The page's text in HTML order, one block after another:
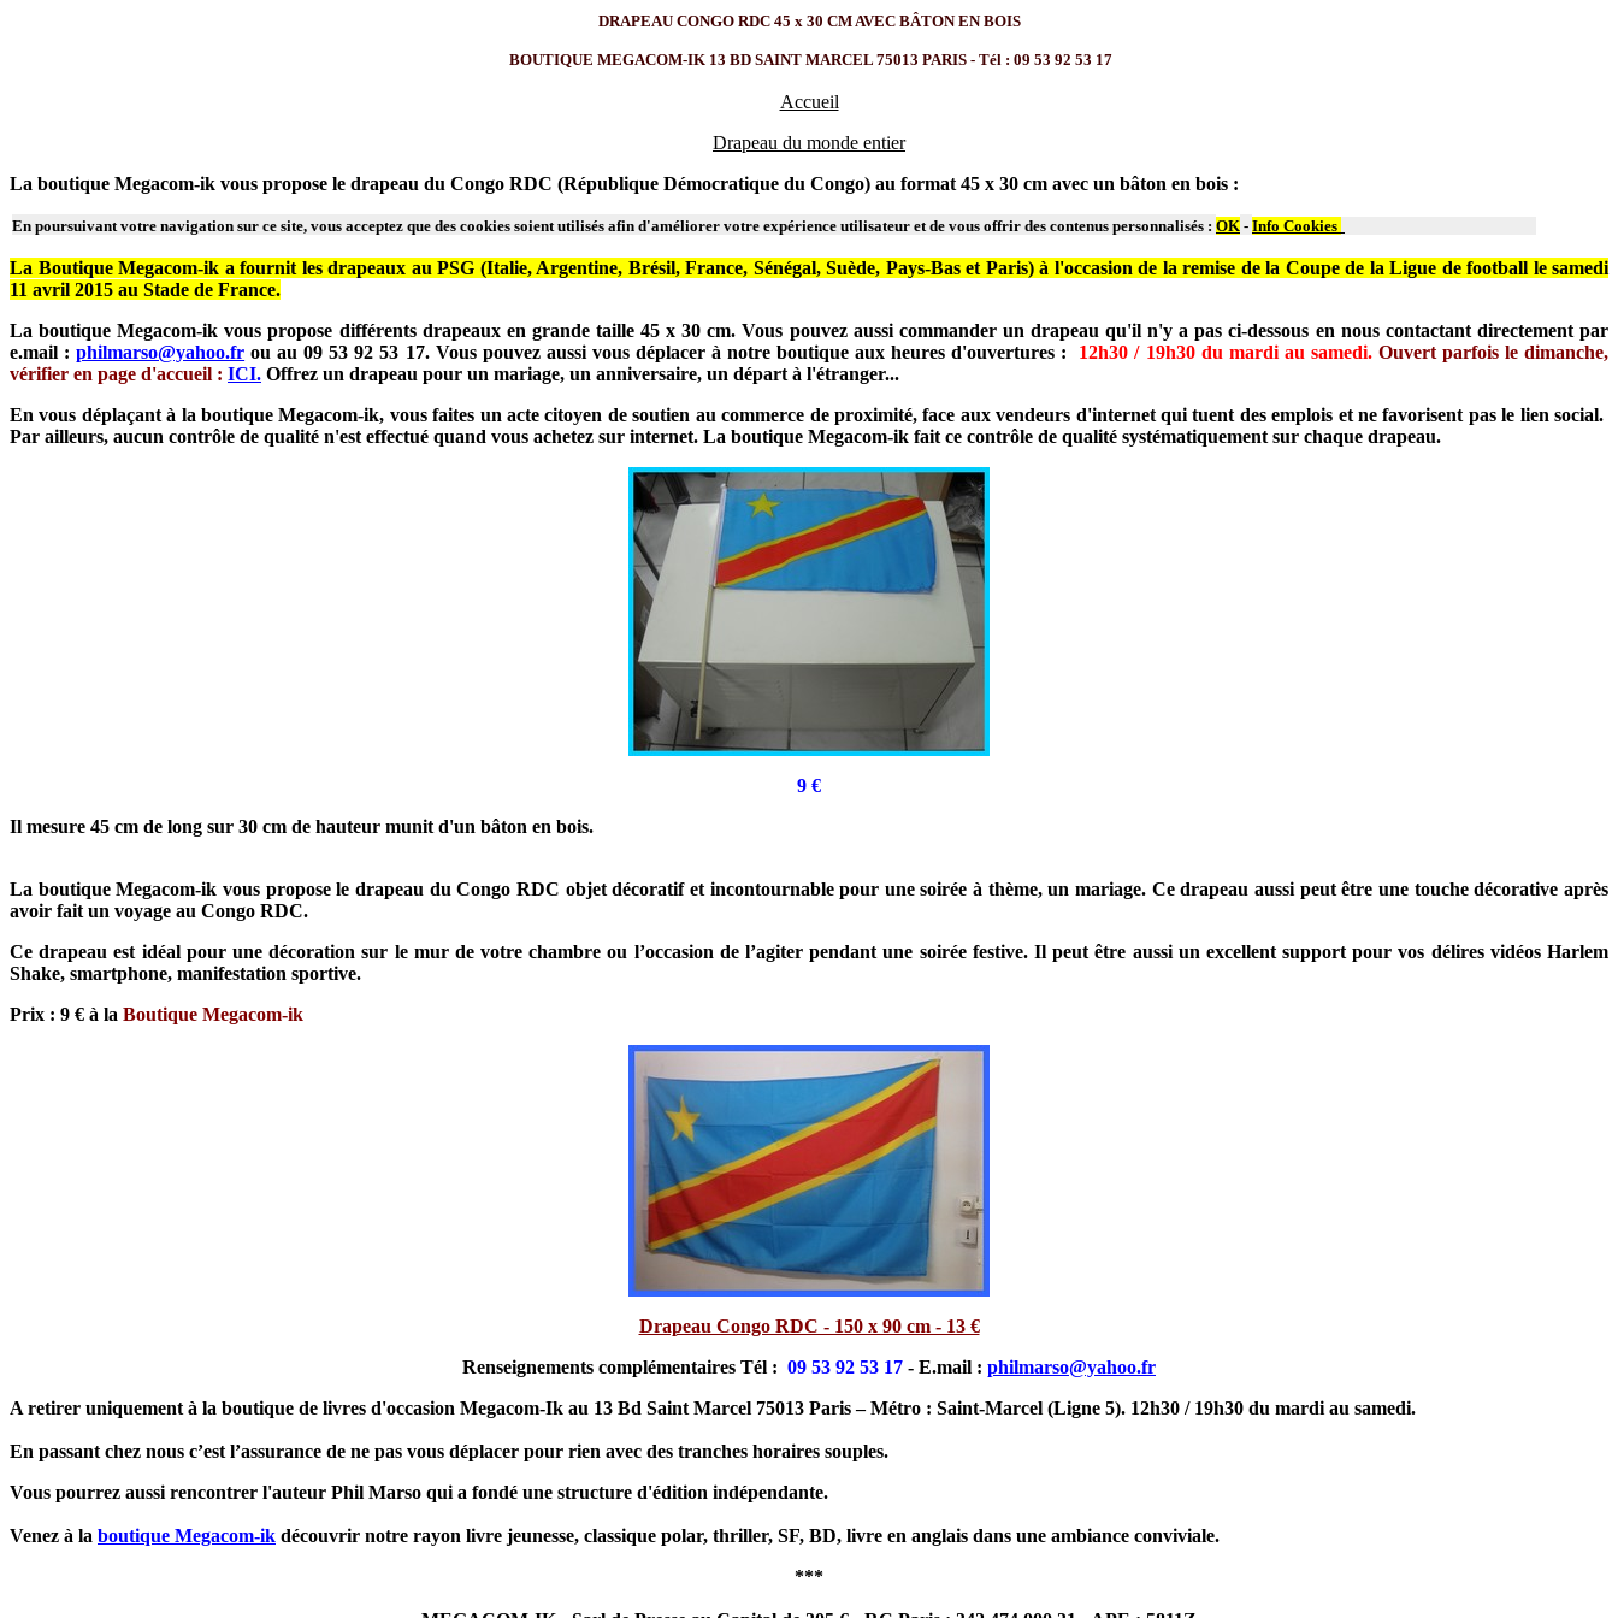
DRAPEAU CONGO RDC 45 x 30 CM AVEC BÂTON EN BOIS
BOUTIQUE MEGACOM-IK 13 BD SAINT MARCEL 75013 PARIS - Tél : 09 53 92 53 17
Accueil
Drapeau du monde entier
La boutique Megacom-ik vous propose le drapeau du Congo RDC (République Démocratique du Congo) au format 45 x 30 cm avec un bâton en bois :
En poursuivant votre navigation sur ce site, vous acceptez que des cookies soient utilisés afin d'améliorer votre expérience utilisateur et de vous offrir des contenus personnalisés : OK - Info Cookies
La Boutique Megacom-ik a fournit les drapeaux au PSG (Italie, Argentine, Brésil, France, Sénégal, Suède, Pays-Bas et Paris) à l'occasion de la remise de la Coupe de la Ligue de football le samedi
11 avril 2015 au Stade de France.
La boutique Megacom-ik vous propose différents drapeaux en grande taille 45 x 30 cm. Vous pouvez aussi commander un drapeau qu'il n'y a pas ci-dessous en nous contactant directement par
e.mail :philmarso@yahoo.fr ou au 09 53 92 53 17. Vous pouvez aussi vous déplacer à notre boutique aux heures d'ouvertures : 12h30 / 19h30 du mardi au samedi. Ouvert parfois le dimanche,
vérifier en page d'accueil : ICI. Offrez un drapeau pour un mariage, un anniversaire, un départ à l'étranger...
En vous déplaçant à la boutique Megacom-ik, vous faites un acte citoyen de soutien au commerce de proximité, face aux vendeurs d'internet qui tuent des emplois et ne favorisent pas le lien social.
Par ailleurs, aucun contrôle de qualité n'est effectué quand vous achetez sur internet. La boutique Megacom-ik fait ce contrôle de qualité systématiquement sur chaque drapeau.
9 €
Il mesure 45 cm de long sur 30 cm de hauteur munit d'un bâton en bois.
La boutique Megacom-ik vous propose le drapeau du Congo RDC objet décoratif et incontournable pour une soirée à thème, un mariage. Ce drapeau aussi peut être une touche décorative après
avoir fait un voyage au Congo RDC.
Ce drapeau est idéal pour une décoration sur le mur de votre chambre ou l’occasion de l’agiter pendant une soirée festive. Il peut être aussi un excellent support pour vos délires vidéos Harlem
Shake, smartphone, manifestation sportive.
Prix : 9 € à la Boutique Megacom-ik
Drapeau Congo RDC - 150 x 90 cm - 13 €
Renseignements complémentaires Tél : 09 53 92 53 17 - E.mail : philmarso@yahoo.fr
A retirer uniquement à la boutique de livres d'occasion Megacom-Ik au 13 Bd Saint Marcel 75013 Paris – Métro : Saint-Marcel (Ligne 5). 12h30 / 19h30 du mardi au samedi.
En passant chez nous c’est l’assurance de ne pas vous déplacer pour rien avec des tranches horaires souples.
Vous pourrez aussi rencontrer l'auteur Phil Marso qui a fondé une structure d'édition indépendante.
Venez à la boutique Megacom-ik découvrir notre rayon livre jeunesse, classique polar, thriller, SF, BD, livre en anglais dans une ambiance conviviale.
***